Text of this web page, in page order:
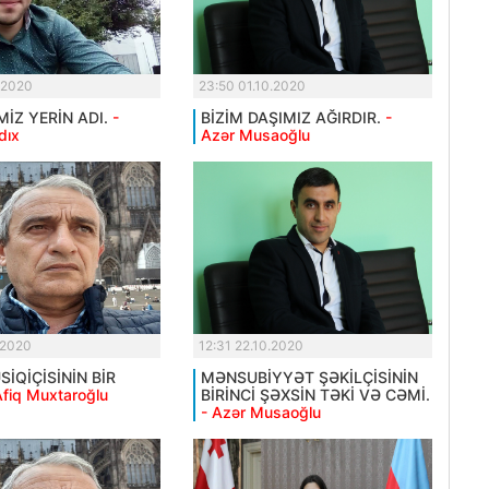
YERİN ADI. -
23:50 01.10.2020
BİZİM DAŞIMIZ AĞIRDIR. -
Azər Musaoğlu
BİR
Muxtaroğlu
12:31 22.10.2020
MƏNSUBİYYƏT ŞƏKİLÇİSİNİN
BİRİNCİ ŞƏXSİN TƏKİ VƏ CƏMİ.
- Azər Musaoğlu